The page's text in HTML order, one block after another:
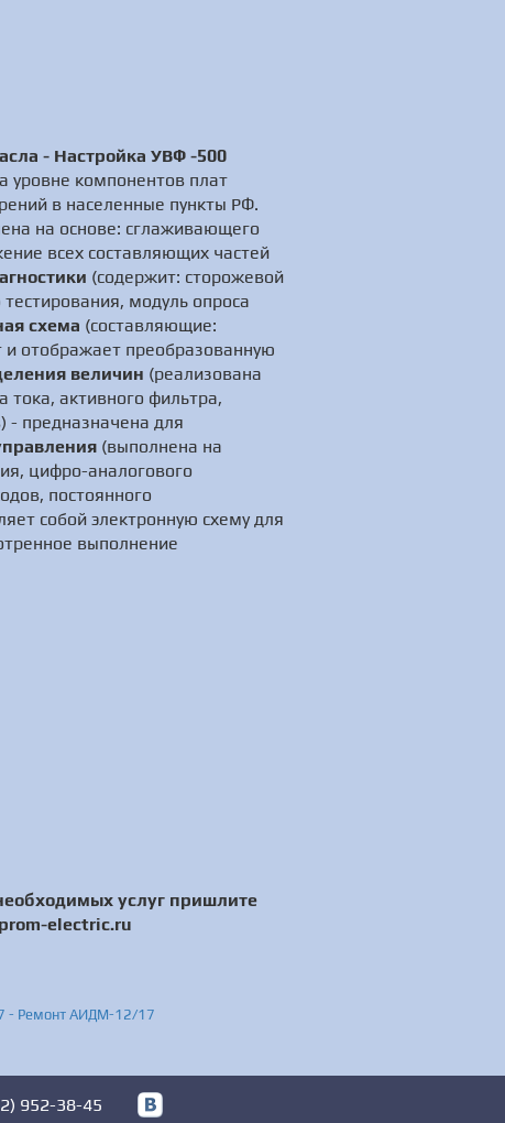
- Настройка УВФ -500
уровне компонентов плат
в населенные пункты РФ.
на основе: сглаживающего
всех составляющих частей
(содержит: сторожевой
модуль опроса
схема (составляющие:
отображает преобразованную
величин (реализована
тока, активного фильтра,
- предназначена для
(выполнена на
цифро-аналогового
постоянного
собой электронную схему для
выполнение
услуг пришлите
electric.ru
- Ремонт АИДМ-12/17
952-38-45